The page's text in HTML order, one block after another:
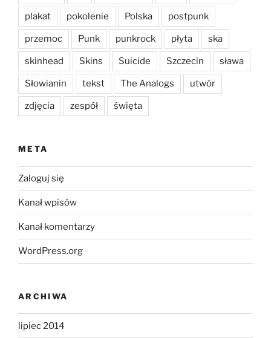
plakat pokolenie Polska postpunk
przemoc Punk punkrock płyta ska
skinhead Skins Suicide Szczecin sława
Słowianin tekst The Analogs utwór
zdjęcia zespół święta
META
Zaloguj się
Kanał wpisów
Kanał komentarzy
WordPress.org
ARCHIWA
lipiec 2014